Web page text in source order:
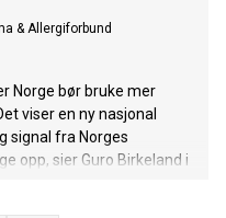
& Allergiforbund
Norge bør bruke mer
viser en ny nasjonal
signal fra Norges
opp, sier Guro Birkeland i